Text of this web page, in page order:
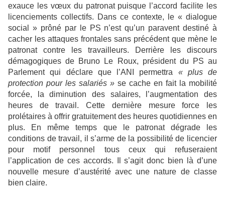
exauce les vœux du patronat puisque l’accord facilite les
licenciements collectifs. Dans ce contexte, le « dialogue
social » prôné par le PS n’est qu’un paravent destiné à
cacher les attaques frontales sans précédent que mène le
patronat contre les travailleurs. Derrière les discours
démagogiques de Bruno Le Roux, président du PS au
Parlement qui déclare que l’ANI permettra « plus de
protection pour les salariés » se cache en fait la mobilité
forcée, la diminution des salaires, l’augmentation des
heures de travail. Cette dernière mesure force les
prolétaires à offrir gratuitement des heures quotidiennes en
plus. En même temps que le patronat dégrade les
conditions de travail, il s’arme de la possibilité de licencier
pour motif personnel tous ceux qui refuseraient
l’application de ces accords. Il s’agit donc bien là d’une
nouvelle mesure d’austérité avec une nature de classe
bien claire.